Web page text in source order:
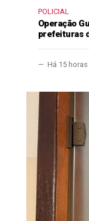
POLICIAL
Operação
prefeituras
Há 15 horas